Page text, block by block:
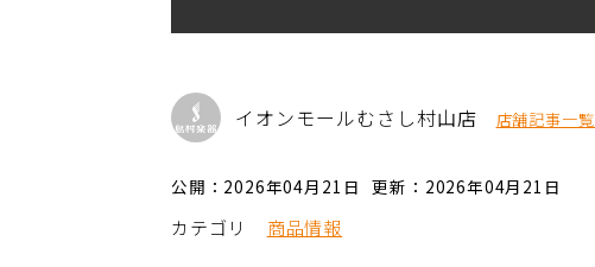
イオンモールむさし村山店 店舗記事一覧
公開：2026年04月21日 更新：2026年04月21日
カテゴリ 商品情報